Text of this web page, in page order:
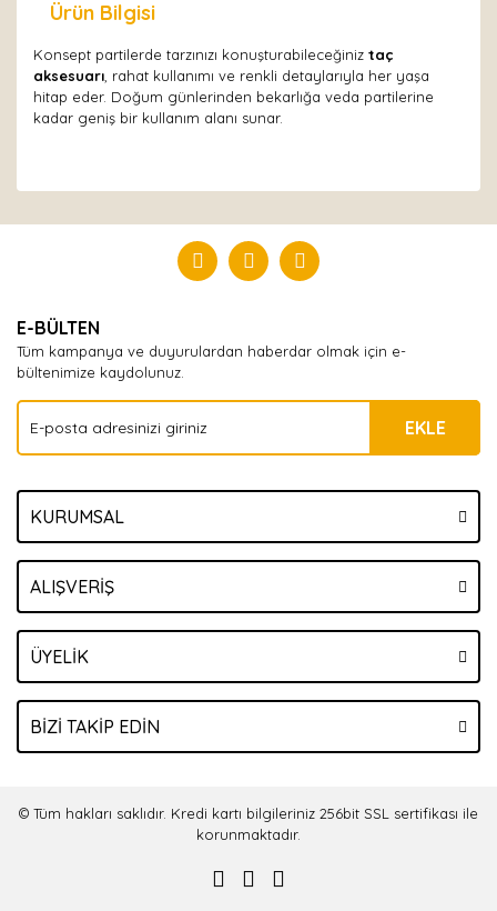
Ürün Bilgisi
Konsept partilerde tarzınızı konuşturabileceğiniz taç
aksesuarı , rahat kullanımı ve renkli detaylarıyla her yaşa
hitap eder. Doğum günlerinden bekarlığa veda partilerine
kadar geniş bir kullanım alanı sunar.
Yorum Yaz
E-BÜLTEN
Tüm kampanya ve duyurulardan haberdar olmak için e-
bültenimize kaydolunuz.
EKLE
KURUMSAL
ALIŞVERİŞ
ÜYELİK
BİZİ TAKİP EDİN
© Tüm hakları saklıdır. Kredi kartı bilgileriniz 256bit SSL sertifikası ile
korunmaktadır.